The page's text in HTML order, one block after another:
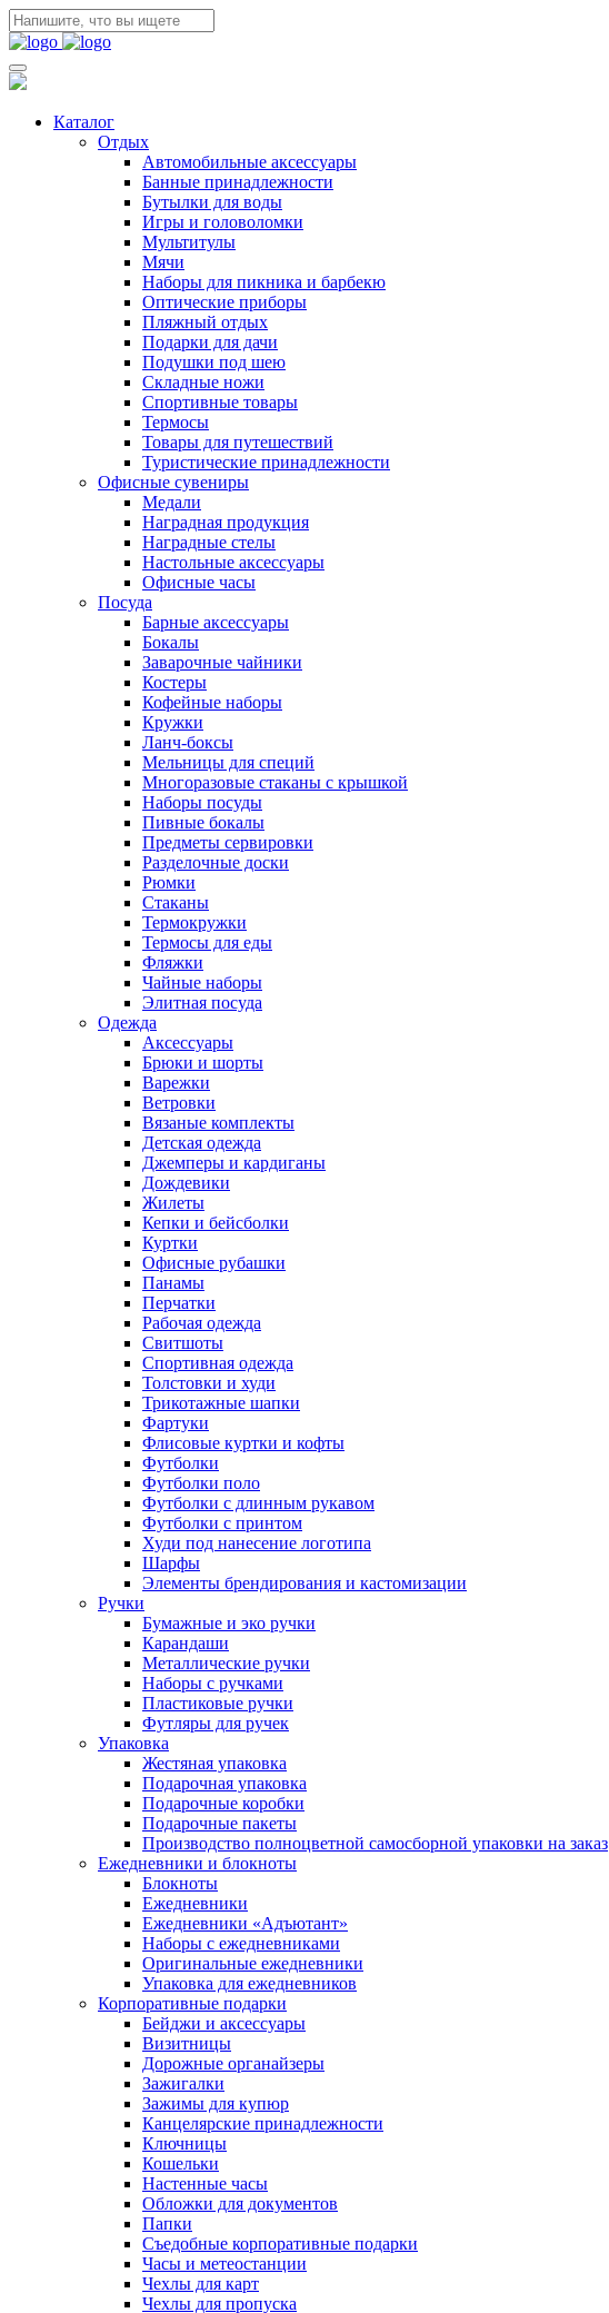
Каталог
Отдых
Автомобильные аксессуары
Банные принадлежности
Бутылки для воды
Игры и головоломки
Мультитулы
Мячи
Наборы для пикника и барбекю
Оптические приборы
Пляжный отдых
Подарки для дачи
Подушки под шею
Складные ножи
Спортивные товары
Термосы
Товары для путешествий
Туристические принадлежности
Офисные сувениры
Медали
Наградная продукция
Наградные стелы
Настольные аксессуары
Офисные часы
Посуда
Барные аксессуары
Бокалы
Заварочные чайники
Костеры
Кофейные наборы
Кружки
Ланч-боксы
Мельницы для специй
Многоразовые стаканы с крышкой
Наборы посуды
Пивные бокалы
Предметы сервировки
Разделочные доски
Рюмки
Стаканы
Термокружки
Термосы для еды
Фляжки
Чайные наборы
Элитная посуда
Одежда
Аксессуары
Брюки и шорты
Варежки
Ветровки
Вязаные комплекты
Детская одежда
Джемперы и кардиганы
Дождевики
Жилеты
Кепки и бейсболки
Куртки
Офисные рубашки
Панамы
Перчатки
Рабочая одежда
Свитшоты
Спортивная одежда
Толстовки и худи
Трикотажные шапки
Фартуки
Флисовые куртки и кофты
Футболки
Футболки поло
Футболки с длинным рукавом
Футболки с принтом
Худи под нанесение логотипа
Шарфы
Элементы брендирования и кастомизации
Ручки
Бумажные и эко ручки
Карандаши
Металлические ручки
Наборы с ручками
Пластиковые ручки
Футляры для ручек
Упаковка
Жестяная упаковка
Подарочная упаковка
Подарочные коробки
Подарочные пакеты
Производство полноцветной самосборной упаковки на заказ
Ежедневники и блокноты
Блокноты
Ежедневники
Ежедневники «Адъютант»
Наборы с ежедневниками
Оригинальные ежедневники
Упаковка для ежедневников
Корпоративные подарки
Бейджи и аксессуары
Визитницы
Дорожные органайзеры
Зажигалки
Зажимы для купюр
Канцелярские принадлежности
Ключницы
Кошельки
Настенные часы
Обложки для документов
Папки
Съедобные корпоративные подарки
Часы и метеостанции
Чехлы для карт
Чехлы для пропуска